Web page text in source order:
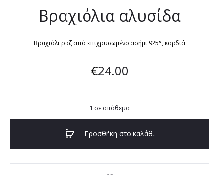
Βραχιόλια αλυσίδα
Βραχιόλι ροζ από επιχρυσωμένο ασήμι 925°, καρδιά
€24.00
1 σε απόθεμα
Προσθήκη στο καλάθι